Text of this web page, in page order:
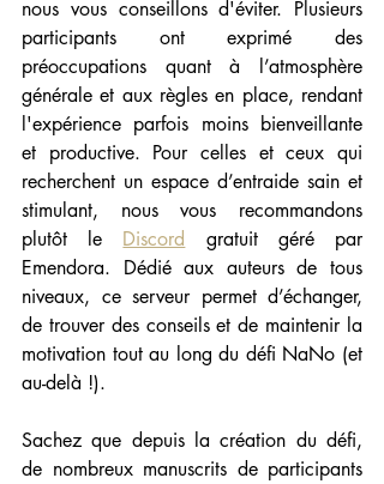
nous vous conseillons d'éviter. Plusieurs
participants ont exprimé des
préoccupations quant à l’atmosphère
générale et aux règles en place, rendant
l'expérience parfois moins bienveillante
et productive. Pour celles et ceux qui
recherchent un espace d’entraide sain et
stimulant, nous vous recommandons
plutôt le Discord gratuit géré par
Emendora. Dédié aux auteurs de tous
niveaux, ce serveur permet d’échanger,
de trouver des conseils et de maintenir la
motivation tout au long du défi NaNo (et
au-delà !).
Sachez que depuis la création du défi,
de nombreux manuscrits de participants